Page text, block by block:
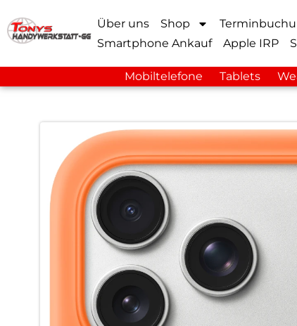
Über uns Shop
Smartphone Ankauf
Apple IRP
Mobiltelefone Tablets